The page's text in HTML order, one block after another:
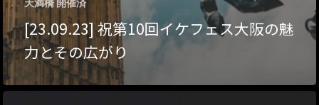
天満橋 開催済
[23.09.23] 祝第10回イケフェス大阪の魅
力とその広がり